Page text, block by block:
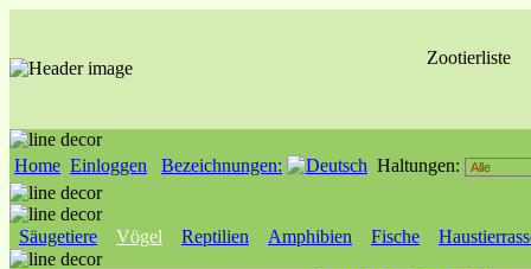
Zootierliste
Home Einloggen Bezeichnungen: Haltungen:
Säugetiere Vögel Reptilien Amphibien Fische